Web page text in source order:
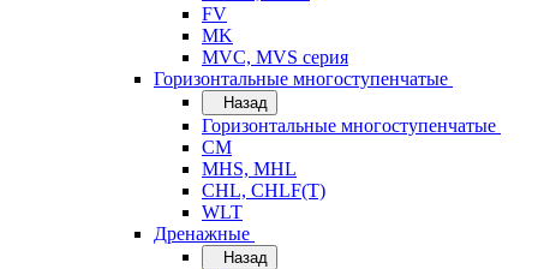
FV
MK
MVC, MVS серия
Горизонтальные многоступенчатые
Назад
Горизонтальные многоступенчатые
CM
MHS, MHL
CHL, CHLF(T)
WLT
Дренажные
Назад